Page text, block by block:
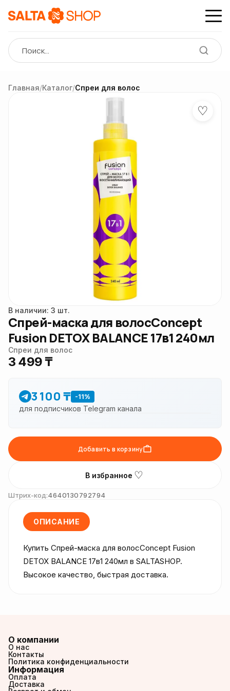
Главная/Каталог/Спреи для волос
♡
В наличии: 3 шт.
Спрей-маска для волосConcept
Fusion DETOX BALANCE 17в1 240мл
Спреи для волос
3 499 ₸
3 100 ₸ -11%
для подписчиков Telegram канала
Добавить в корзину
В избранное ♡
Штрих-код:4640130792794
ОПИСАНИЕ
Купить Спрей-маска для волосConcept Fusion
DETOX BALANCE 17в1 240мл в SALTASHOP.
Высокое качество, быстрая доставка.
О компании
О нас
Контакты
Политика конфиденциальности
Информация
Оплата
Доставка